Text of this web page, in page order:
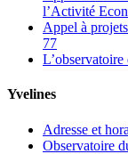
l’Activité
Appel à
77
Yvelines
Adresse et
Observatoire